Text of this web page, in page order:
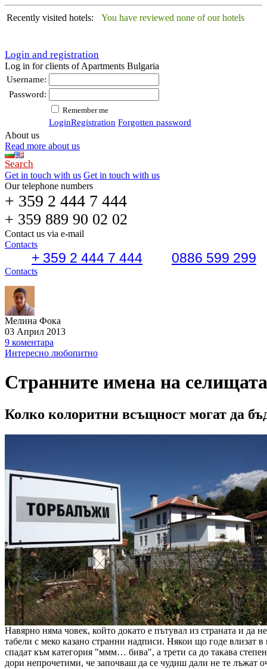
Recently visited hotels: You have reviewed none of our hotels
Login and registration
Log in for clients of Apartments Bulgaria
Username:
Password:
Remember me
LoginRegistration Forgotten password
About us
Read more about us
Search
Get in touch with us Get in touch with us
Our telephone numbers
+ 359 2 444 7 444
+ 359 889 90 02 02
Contact us via e-mail
Contacts
+ 359 2 444 7 444 0886 599 299
Contacts
Мелина Фока
03 Април 2013
9 коментара
Интересно любопитно
Странните имена на
Колко колоритни всъщност могат да
Навярно няма човек, който докато е пътувал из страната и да
табели с меко казано странни надписи. Някои що годе влизат
спадат към категория "ммм… бива", а трети са до такава
дори непрочетими, че започваш да се чудиш дали не те лъжат